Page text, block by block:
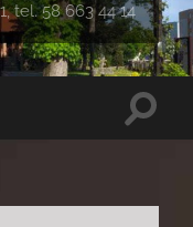
tel. 58 663 44 14
Toggle